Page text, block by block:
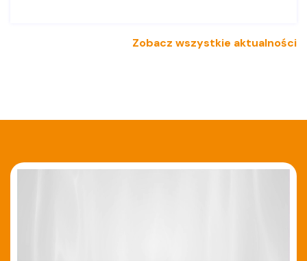
Zobacz wszystkie aktualności